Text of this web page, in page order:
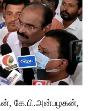
கே.பி.அன்பழகன்,